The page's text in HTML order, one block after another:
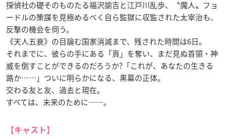
探偵社の礎そのものたる福沢諭吉と江戸川乱歩、〝魔人〟フョ
ードルの策謀を見極めるべく自ら監獄に収監された太宰治も、
反撃の機会を伺う。
《天人五衰》の目論む国家消滅まで、残された時間は6日。
それまでに、彼らの手にある「頁」を奪い、まだ見ぬ首領・神
威を倒すことができるのだろうか?「これが、あなたの生きる
路か……」ついに明らかになる、黒幕の正体。
交わる友と友、過去と現在。
すべては、未来のために——。
【キャスト】